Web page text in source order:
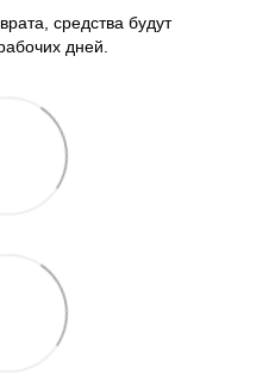
средства будут
дней.